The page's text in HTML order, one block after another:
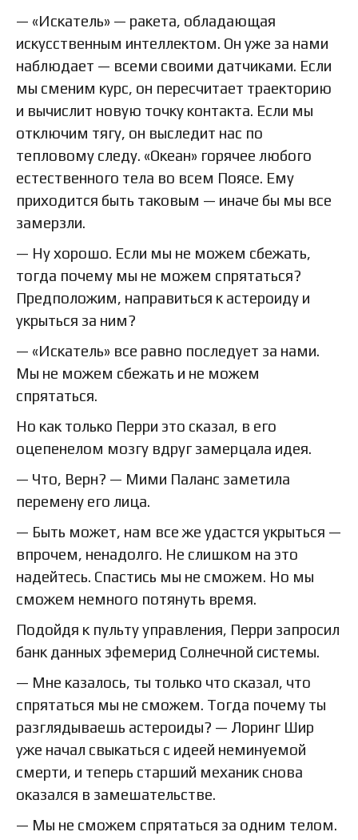
— «Искатель» — ракета, обладающая
искусственным интеллектом. Он уже за нами
наблюдает — всеми своими датчиками. Если
мы сменим курс, он пересчитает траекторию
и вычислит новую точку контакта. Если мы
отключим тягу, он выследит нас по
тепловому следу. «Океан» горячее любого
естественного тела во всем Поясе. Ему
приходится быть таковым — иначе бы мы все
замерзли.
— Ну хорошо. Если мы не можем сбежать,
тогда почему мы не можем спрятаться?
Предположим, направиться к астероиду и
укрыться за ним?
— «Искатель» все равно последует за нами.
Мы не можем сбежать и не можем
спрятаться.
Но как только Перри это сказал, в его
оцепенелом мозгу вдруг замерцала идея.
— Что, Верн? — Мими Паланс заметила
перемену его лица.
— Быть может, нам все же удастся укрыться —
впрочем, ненадолго. Не слишком на это
надейтесь. Спастись мы не сможем. Но мы
сможем немного потянуть время.
Подойдя к пульту управления, Перри запросил
банк данных эфемерид Солнечной системы.
— Мне казалось, ты только что сказал, что
спрятаться мы не сможем. Тогда почему ты
разглядываешь астероиды? — Лоринг Шир
уже начал свыкаться с идеей неминуемой
смерти, и теперь старший механик снова
оказался в замешательстве.
— Мы не сможем спрятаться за одним телом.